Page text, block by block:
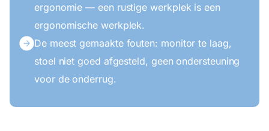
ergonomie — een rustige werkplek is een
ergonomische werkplek.
De meest gemaakte fouten: monitor te laag,
stoel niet goed afgesteld, geen ondersteuning
voor de onderrug.